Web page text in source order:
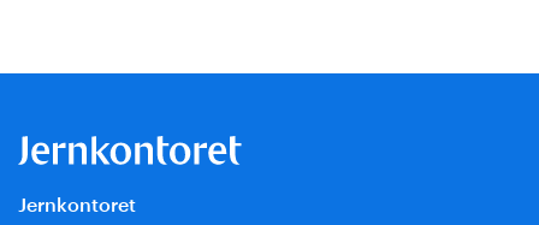
Jernkontoret